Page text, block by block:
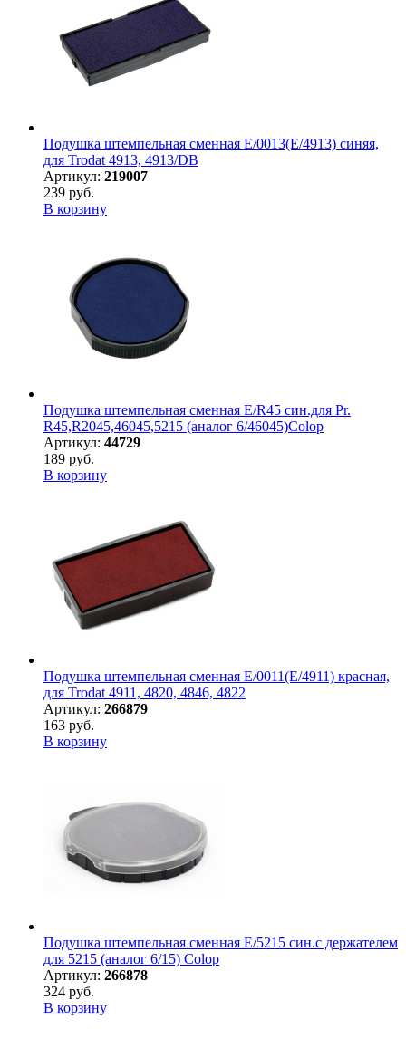
Подушка штемпельная сменная E/0013(E/4913) синяя,
для Trodat 4913, 4913/DB
Артикул: 219007
239 руб.
В корзину
Подушка штемпельная сменная E/R45 син.для Pr.
R45,R2045,46045,5215 (аналог 6/46045)Colop
Артикул: 44729
189 руб.
В корзину
Подушка штемпельная сменная E/0011(E/4911) красная,
для Trodat 4911, 4820, 4846, 4822
Артикул: 266879
163 руб.
В корзину
Подушка штемпельная сменная E/5215 син.с держателем
для 5215 (аналог 6/15) Colop
Артикул: 266878
324 руб.
В корзину